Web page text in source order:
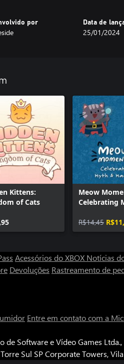
Time 2: Myths & Magic também
se a nós nesta viagem encantada pelo
por Data de
25/01/2024
Kittens:
of Cats
Meow
Celebrating
R$14,45
Acessórios do XBOX Notícias
Devoluções Rastreamento de
Entre em contato com a
Software e Vídeo Games
Sul SP Corporate Towers,